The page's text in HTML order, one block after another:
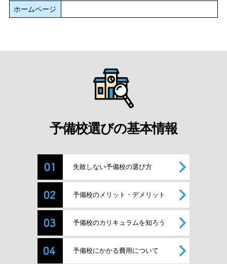
ホームページ
予備校選びの基本情報
失敗しない予備校の選び方
予備校のメリット・デメリット
予備校のカリキュラムを知ろう
予備校にかかる費用について